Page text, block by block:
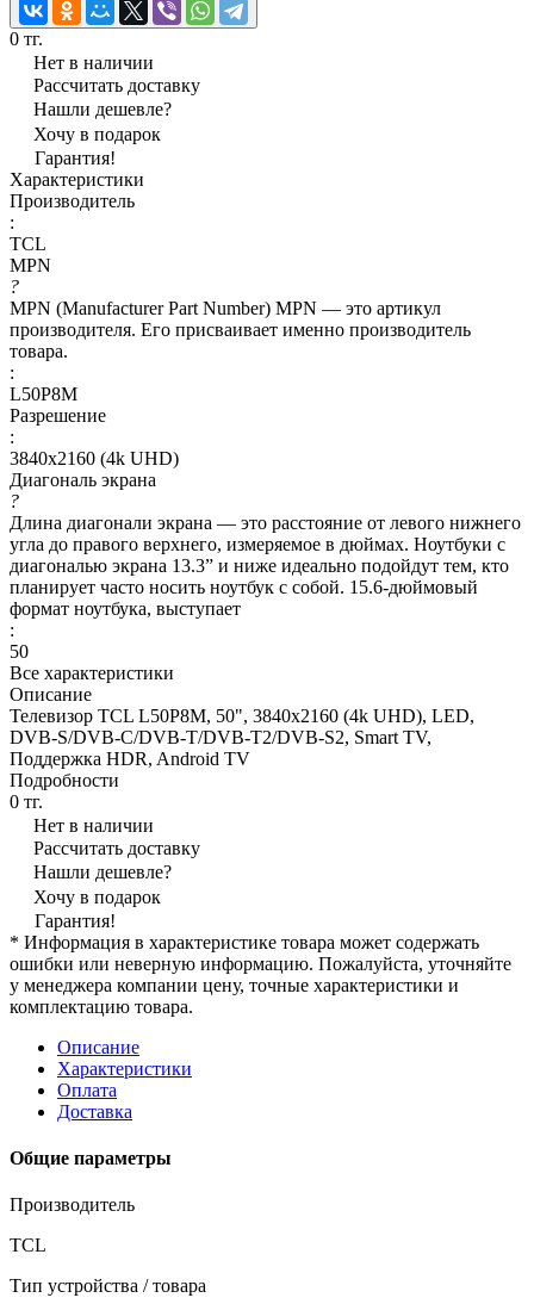
0 тг.
Нет в наличии
Рассчитать доставку
Нашли дешевле?
Хочу в подарок
Гарантия!
Характеристики
Производитель
:
TCL
MPN
?
MPN (Manufacturer Part Number) MPN — это артикул
производителя. Его присваивает именно производитель
товара.
:
L50P8M
Разрешение
:
3840x2160 (4k UHD)
Диагональ экрана
?
Длина диагонали экрана — это расстояние от левого нижнего
угла до правого верхнего, измеряемое в дюймах. Ноутбуки с
диагональю экрана 13.3” и ниже идеально подойдут тем, кто
планирует часто носить ноутбук с собой. 15.6-дюймовый
формат ноутбука, выступает
:
50
Все характеристики
Описание
Телевизор TCL L50P8M, 50", 3840x2160 (4k UHD), LED,
DVB-S/DVB-C/DVB-T/DVB-T2/DVB-S2, Smart TV,
Поддержка HDR, Android TV
Подробности
0 тг.
Нет в наличии
Рассчитать доставку
Нашли дешевле?
Хочу в подарок
Гарантия!
* Информация в характеристике товара может содержать
ошибки или неверную информацию. Пожалуйста, уточняйте
у менеджера компании цену, точные характеристики и
комплектацию товара.
Описание
Характеристики
Оплата
Доставка
Общие параметры
Производитель
TCL
Тип устройства / товара